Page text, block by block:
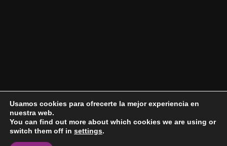
Usamos cookies para ofrecerte la mejor experiencia en
nuestra web.
You can find out more about which cookies we are using or
switch them off in settings.